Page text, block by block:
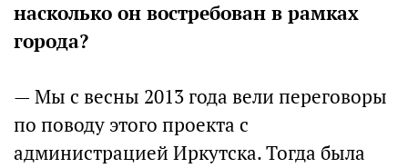
насколько он востребован в рамках
города?
— Мы с весны 2013 года вели переговоры
по поводу этого проекта с
администрацией Иркутска. Тогда была